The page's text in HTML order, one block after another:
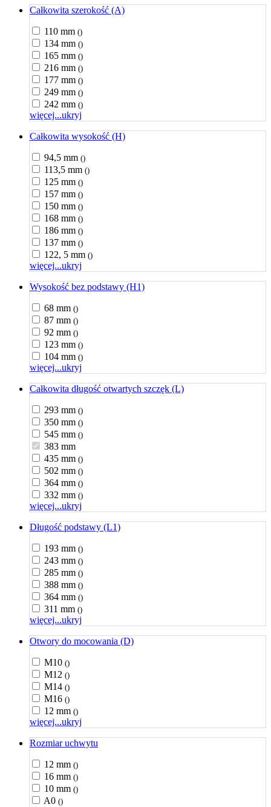
Całkowita szerokość (A)
110 mm ()
134 mm ()
165 mm ()
216 mm ()
177 mm ()
249 mm ()
242 mm ()
więcej...ukryj
Całkowita wysokość (H)
94,5 mm ()
113,5 mm ()
125 mm ()
157 mm ()
150 mm ()
168 mm ()
186 mm ()
137 mm ()
122, 5 mm ()
więcej...ukryj
Wysokość bez podstawy (H1)
68 mm ()
87 mm ()
92 mm ()
123 mm ()
104 mm ()
więcej...ukryj
Całkowita długość otwartych szczęk (L)
293 mm ()
350 mm ()
545 mm ()
383 mm
435 mm ()
502 mm ()
364 mm ()
332 mm ()
więcej...ukryj
Długość podstawy (L1)
193 mm ()
243 mm ()
285 mm ()
388 mm ()
364 mm ()
311 mm ()
więcej...ukryj
Otwory do mocowania (D)
M10 ()
M12 ()
M14 ()
M16 ()
12 mm ()
więcej...ukryj
Rozmiar uchwytu
12 mm ()
16 mm ()
10 mm ()
A0 ()